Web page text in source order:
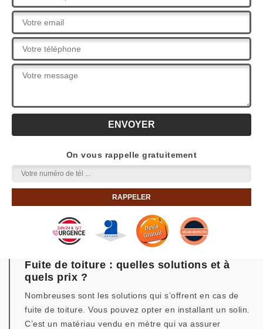
On vous rappelle gratuitement
Fuite de toiture : quelles solutions et à
quels prix ?
Nombreuses sont les solutions qui s’offrent en cas de
fuite de toiture. Vous pouvez opter en installant un solin.
C’est un matériau vendu en mètre qui va assurer